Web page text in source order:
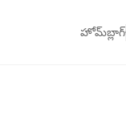
హోమ్బ్లాగ్